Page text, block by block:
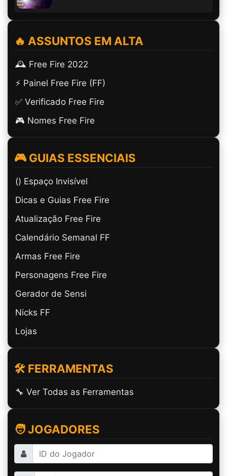
🔥 ASSUNTOS EM ALTA
🕰️ Free Fire 2022
⚡ Painel Free Fire (FF)
✅ Verificado Free Fire
🎮 Nomes Free Fire
🎮 GUIAS ESSENCIAIS
(ㅤ) Espaço Invisível
Dicas e Guias Free Fire
Atualização Free Fire
Calendário Semanal FF
Armas Free Fire
Personagens Free Fire
Gerador de Sensi
Nicks FF
Lojas
🛠️ FERRAMENTAS
🔧 Ver Todas as Ferramentas
🧑 JOGADORES